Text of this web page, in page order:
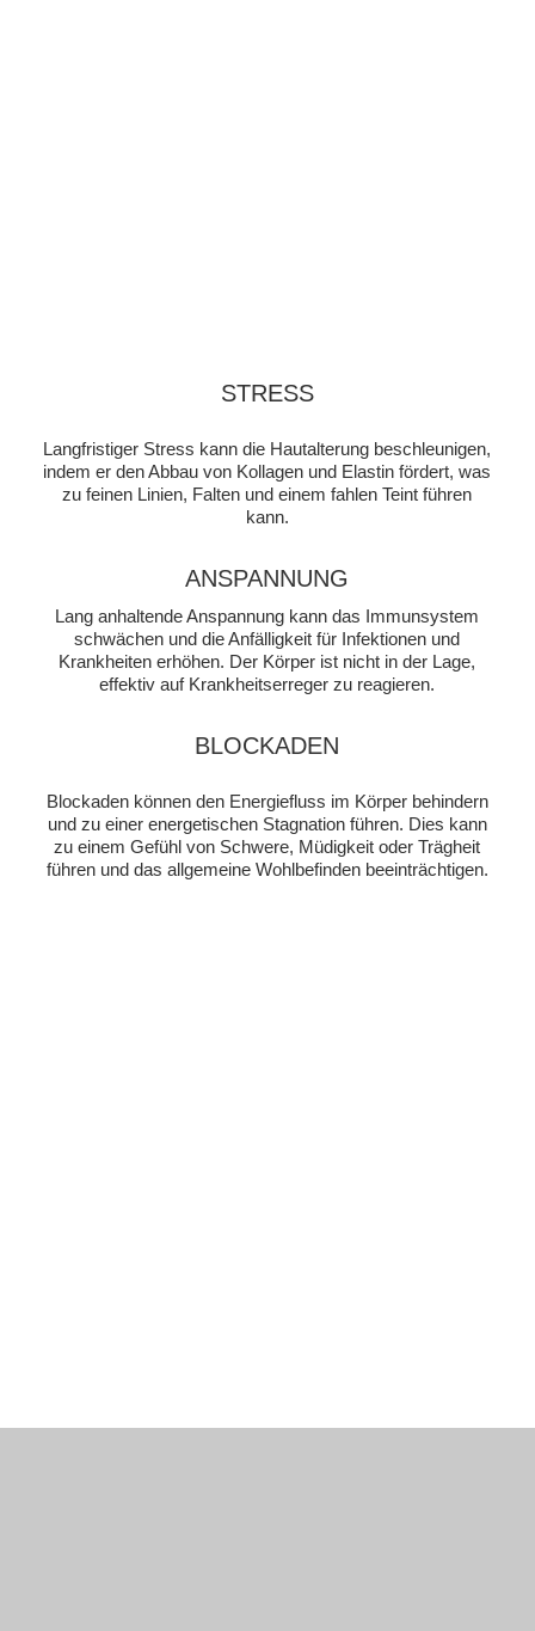
STRESS
Langfristiger Stress kann die Hautalterung beschleunigen,
indem er den Abbau von Kollagen und Elastin fördert, was
zu feinen Linien, Falten und einem fahlen Teint führen
kann.
ANSPANNUNG
Lang anhaltende Anspannung kann das Immunsystem
schwächen und die Anfälligkeit für Infektionen und
Krankheiten erhöhen. Der Körper ist nicht in der Lage,
effektiv auf Krankheitserreger zu reagieren.
BLOCKADEN
Blockaden können den Energiefluss im Körper behindern
und zu einer energetischen Stagnation führen. Dies kann
zu einem Gefühl von Schwere, Müdigkeit oder Trägheit
führen und das allgemeine Wohlbefinden beeinträchtigen.